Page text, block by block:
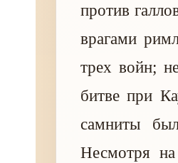
против
врагами
трех войн;
битве при
самниты
Несмотря